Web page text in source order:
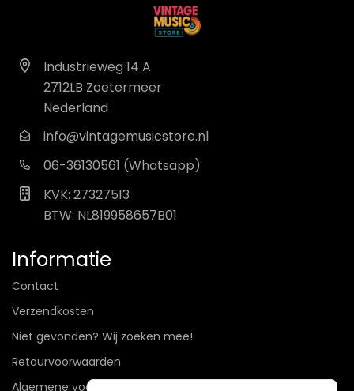
Industrieweg 14 A
2712LB Zoetermeer
Nederland
info@vintagemusicstore.nl
06-36130561 (Whatsapp)
KVK: 27327513
BTW: NL819958657B01
Informatie
Contact
Verzendkosten
Niet gevonden? Wij zoeken mee!
Retourvoorwaarden
Algemene voorwaarden